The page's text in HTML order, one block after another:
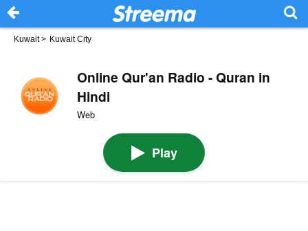
Kuwait> Kuwait City
Online Qur'an Radio - Quran in
Hindi
Web
Play